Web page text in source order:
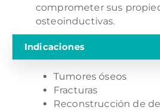
comprometer sus
osteoinductivas.
Indicaciones
Tumores óseos
Fracturas
Reconstrucción de